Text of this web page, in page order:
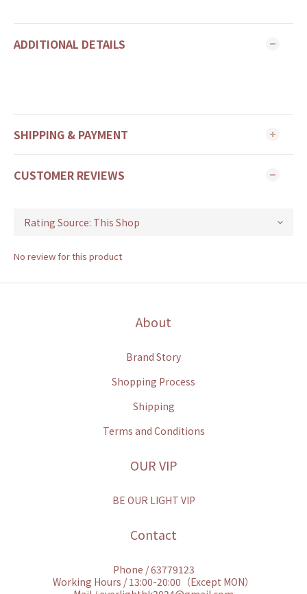
ADDITIONAL DETAILS
SHIPPING & PAYMENT
CUSTOMER REVIEWS
No review for this product
About
Brand Story
Shopping Process
Shipping
Terms and Conditions
OUR VIP
BE OUR LIGHT VIP
Contact
Phone / 63779123
Working Hours / 13:00-20:00（Except MON）